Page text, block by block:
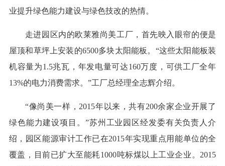
业提升绿色能力建设与绿色技改的热情。
走进园区内的欧莱雅尚美工厂，首先映入眼帘的便是
屋顶和草坪上安装的6500多块太阳能板。“这些太阳能板装
机容量为1.5兆瓦，年发电量可达160万度，可供工厂全年
13%的电力消费需求。”工厂总经理全志辉介绍。
“像尚美一样，2015年以来，共有200余家企业开展了
绿色能力建设项目。”苏州工业园区经发委有关负责人介
绍，园区能源审计工作已在2015年实现重点用能单位的全
覆盖，目前已扩大至能耗1000吨标煤以上工业企业。2015